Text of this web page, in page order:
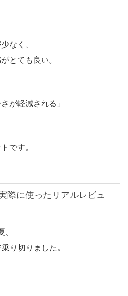
なく、
とても良い。
が軽減される」
です。
際に使ったリアルレビュ
、
乗り切りました。